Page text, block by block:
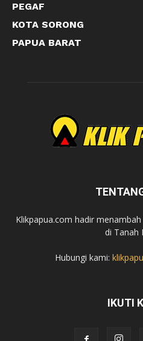
PEGAF
KOTA SORONG
PAPUA BARAT
Klikpapua.com hadir
di Tanah
Hubungi kami:
IKUTI